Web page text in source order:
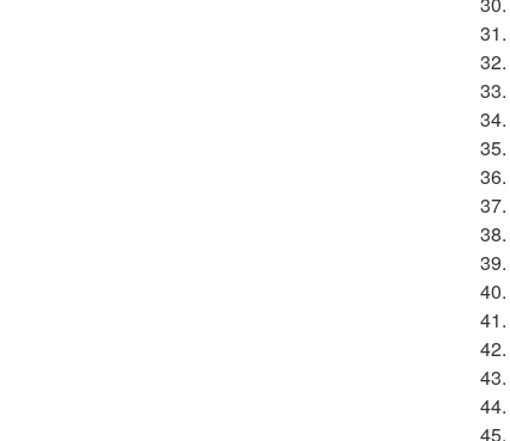
31.
32.
33.
34.
35.
36.
37.
38.
39.
40.
41.
42.
43.
44.
45.